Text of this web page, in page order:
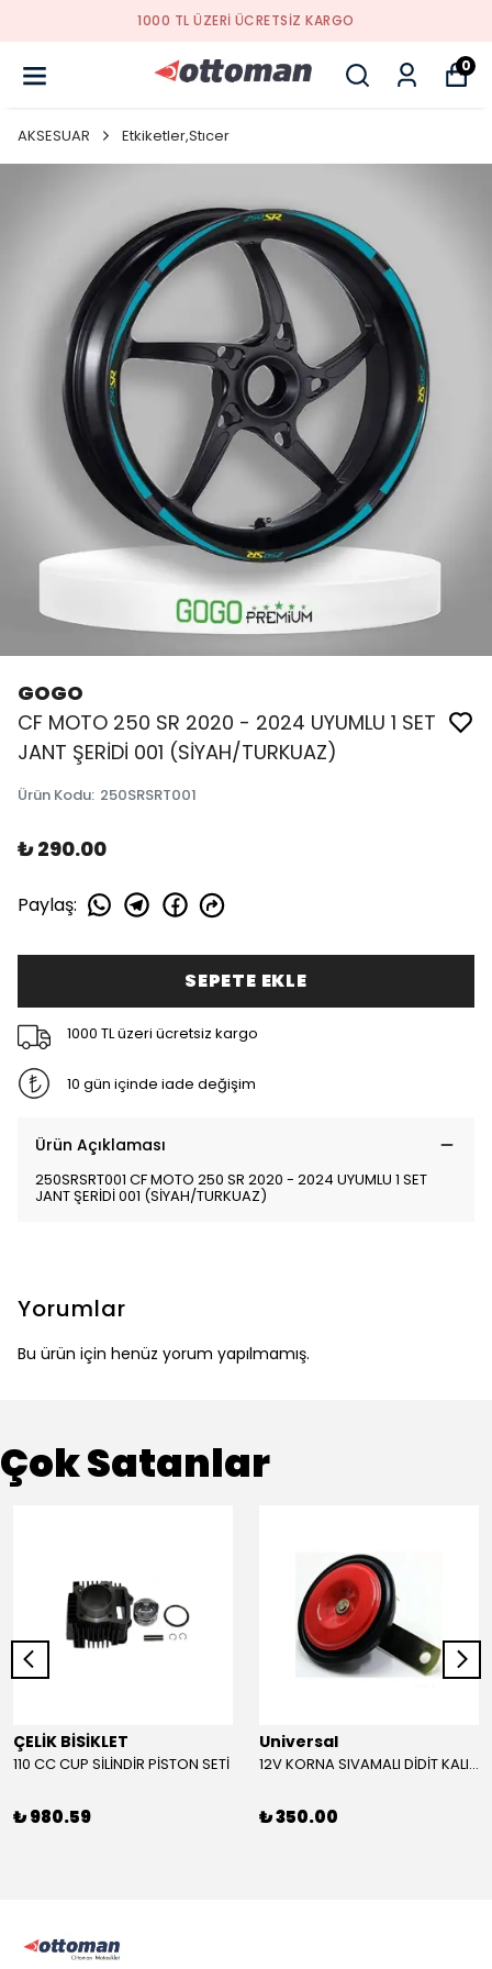
1000 TL ÜZERI ÜCRETSIZ KARGO
0
AKSESUAR Etkiketler,Stıcer
GOGO
CF MOTO 250 SR 2020 - 2024 UYUMLU 1 SET
JANT ŞERİDİ 001 (SİYAH/TURKUAZ)
Ürün Kodu: 250SRSRT001
₺ 290.00
Paylaş:
SEPETE EKLE
1000 TL üzeri ücretsiz kargo
10 gün içinde iade değişim
Ürün Açıklaması
250SRSRT001 CF MOTO 250 SR 2020 - 2024 UYUMLU 1 SET
JANT ŞERİDİ 001 (SİYAH/TURKUAZ)
Yorumlar
Bu ürün için henüz yorum yapılmamış.
Çok Satanlar
ÇELİK BİSİKLET
110 CC CUP SİLİNDİR PİSTON SETİ
₺ 980.59
Universal
12V KORNA SIVAMALI DİDİT KALIN SESLİ (KIRMIZI)
₺ 350.00